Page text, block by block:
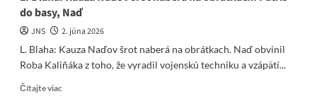
do basy, Naď
JNS
2. júna 2026
L. Blaha: Kauza Naďov šrot naberá na obrátkach. Naď obvinil
Roba Kaliňáka z toho, že vyradil vojenskú techniku a vzápätí...
Čítajte viacRead